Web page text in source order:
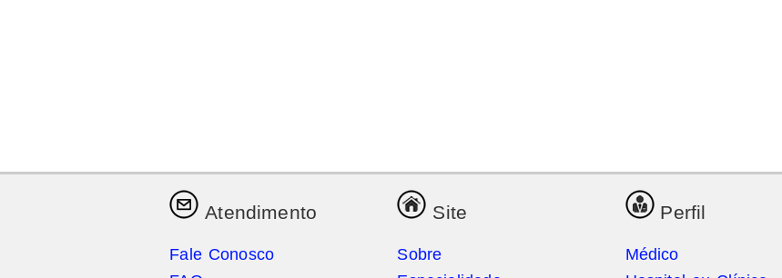
Atendimento
Fale Conosco
Site
Sobre
Perfil
Médico